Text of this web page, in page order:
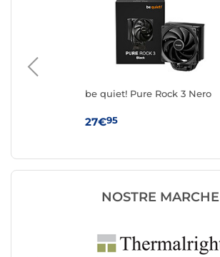
be quiet! Pure Rock 3 Nero
27€95
NOSTRE MARCHE